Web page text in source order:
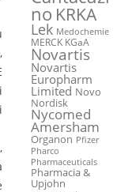
no KRKA
Lek Medochemie
MERCK KGaA
Novartis
Novartis
Europharm
Limited Novo
Nordisk
Nycomed
Amersham
Organon Pfizer
Pharco
Pharmaceuticals
Pharmacia &
Upjohn